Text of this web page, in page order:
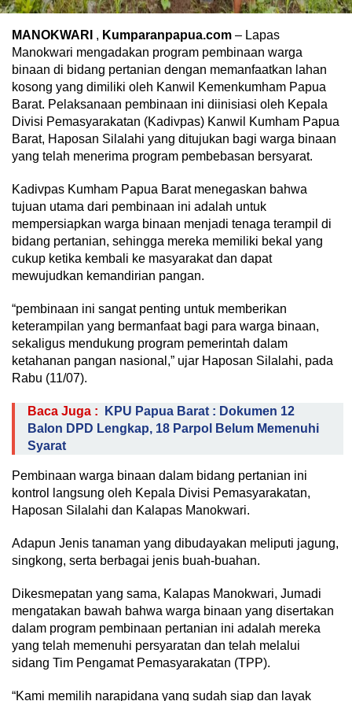
MANOKWARI , Kumparanpapua.com – Lapas
Manokwari mengadakan program pembinaan warga
binaan di bidang pertanian dengan memanfaatkan lahan
kosong yang dimiliki oleh Kanwil Kemenkumham Papua
Barat. Pelaksanaan pembinaan ini diinisiasi oleh Kepala
Divisi Pemasyarakatan (Kadivpas) Kanwil Kumham Papua
Barat, Haposan Silalahi yang ditujukan bagi warga binaan
yang telah menerima program pembebasan bersyarat.
Kadivpas Kumham Papua Barat menegaskan bahwa
tujuan utama dari pembinaan ini adalah untuk
mempersiapkan warga binaan menjadi tenaga terampil di
bidang pertanian, sehingga mereka memiliki bekal yang
cukup ketika kembali ke masyarakat dan dapat
mewujudkan kemandirian pangan.
“pembinaan ini sangat penting untuk memberikan
keterampilan yang bermanfaat bagi para warga binaan,
sekaligus mendukung program pemerintah dalam
ketahanan pangan nasional,” ujar Haposan Silalahi, pada
Rabu (11/07).
Baca Juga :
KPU Papua Barat : Dokumen 12
Balon DPD Lengkap, 18 Parpol Belum Memenuhi
Syarat
Pembinaan warga binaan dalam bidang pertanian ini
kontrol langsung oleh Kepala Divisi Pemasyarakatan,
Haposan Silalahi dan Kalapas Manokwari.
Adapun Jenis tanaman yang dibudayakan meliputi jagung,
singkong, serta berbagai jenis buah-buahan.
Dikesmepatan yang sama, Kalapas Manokwari, Jumadi
mengatakan bawah bahwa warga binaan yang disertakan
dalam program pembinaan pertanian ini adalah mereka
yang telah memenuhi persyaratan dan telah melalui
sidang Tim Pengamat Pemasyarakatan (TPP).
“Kami memilih narapidana yang sudah siap dan layak